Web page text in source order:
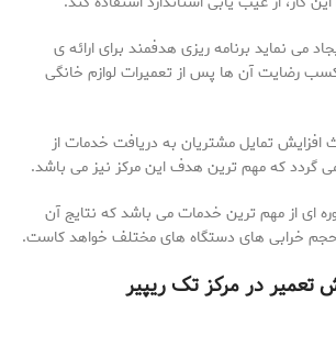
می نماید برنامه ریزی هدفمند برای ارائه ی
رضایت آن ها پس از تعمیرات لوازم خانگی
افزایش تمایل مشتریان به دریافت خدمات از
می گردد که مهم ترین هدف این مرکز نیز می باشد.
ای از مهم ترین خدمات می باشد که نتایج آن
حجم خرابی های دستگاه های مختلف خواهد کاست.
در مرکز تک ریپیر